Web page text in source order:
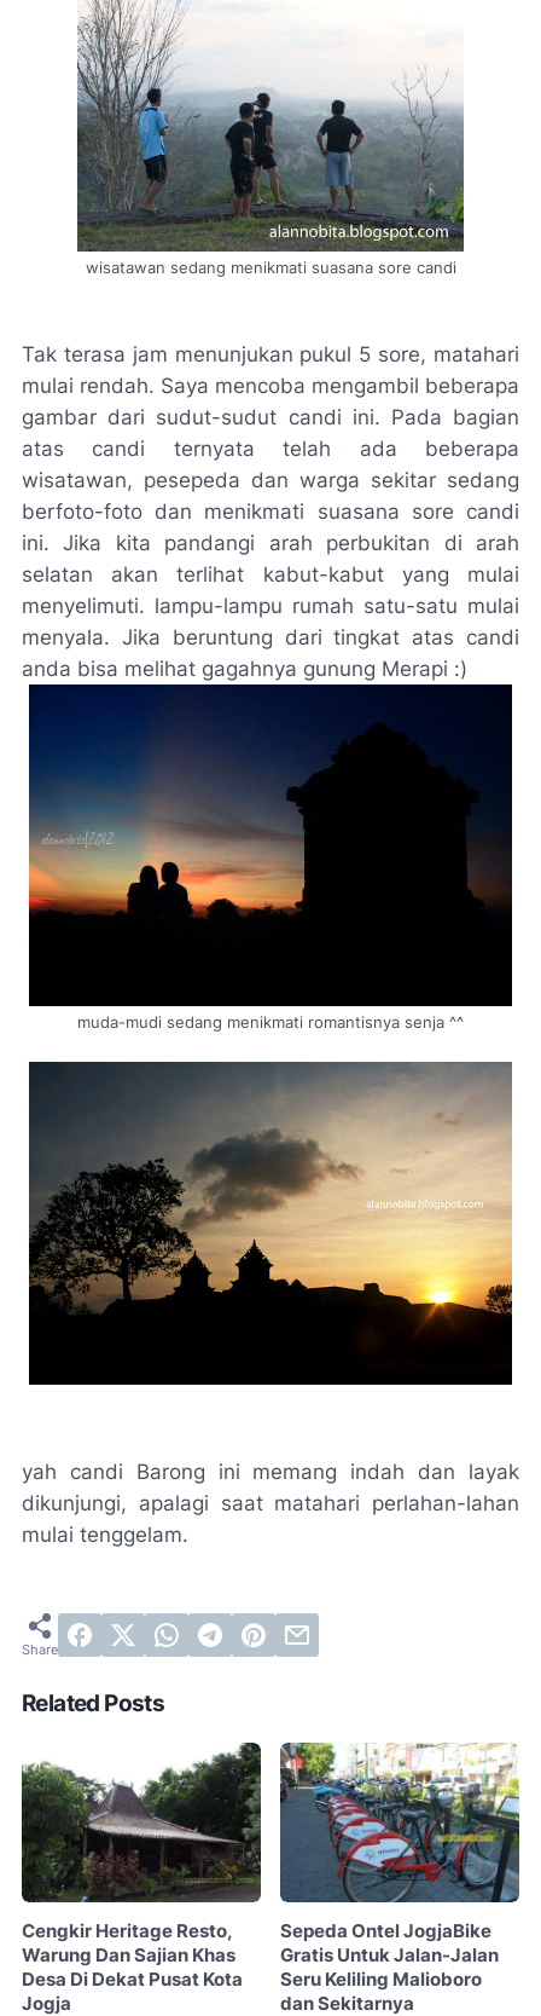
wisatawan sedang menikmati suasana sore candi
Tak terasa jam menunjukan pukul 5 sore, matahari
mulai rendah. Saya mencoba mengambil beberapa
gambar dari sudut-sudut candi ini. Pada bagian
atas candi ternyata telah ada beberapa
wisatawan, pesepeda dan warga sekitar sedang
berfoto-foto dan menikmati suasana sore candi
ini. Jika kita pandangi arah perbukitan di arah
selatan akan terlihat kabut-kabut yang mulai
menyelimuti. lampu-lampu rumah satu-satu mulai
menyala. Jika beruntung dari tingkat atas candi
anda bisa melihat gagahnya gunung Merapi :)
muda-mudi sedang menikmati romantisnya senja ^^
yah candi Barong ini memang indah dan layak
dikunjungi, apalagi saat matahari perlahan-lahan
mulai tenggelam.
Related Posts
Cengkir Heritage Resto,
Warung Dan Sajian Khas
Desa Di Dekat Pusat Kota
Jogja
Sepeda Ontel JogjaBike
Gratis Untuk Jalan-Jalan
Seru Keliling Malioboro
dan Sekitarnya